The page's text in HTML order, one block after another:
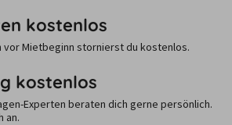
kostenlos
vor Mietbeginn stornierst du kostenlos.
kostenlos
Experten beraten dich gerne persönlich.
an.